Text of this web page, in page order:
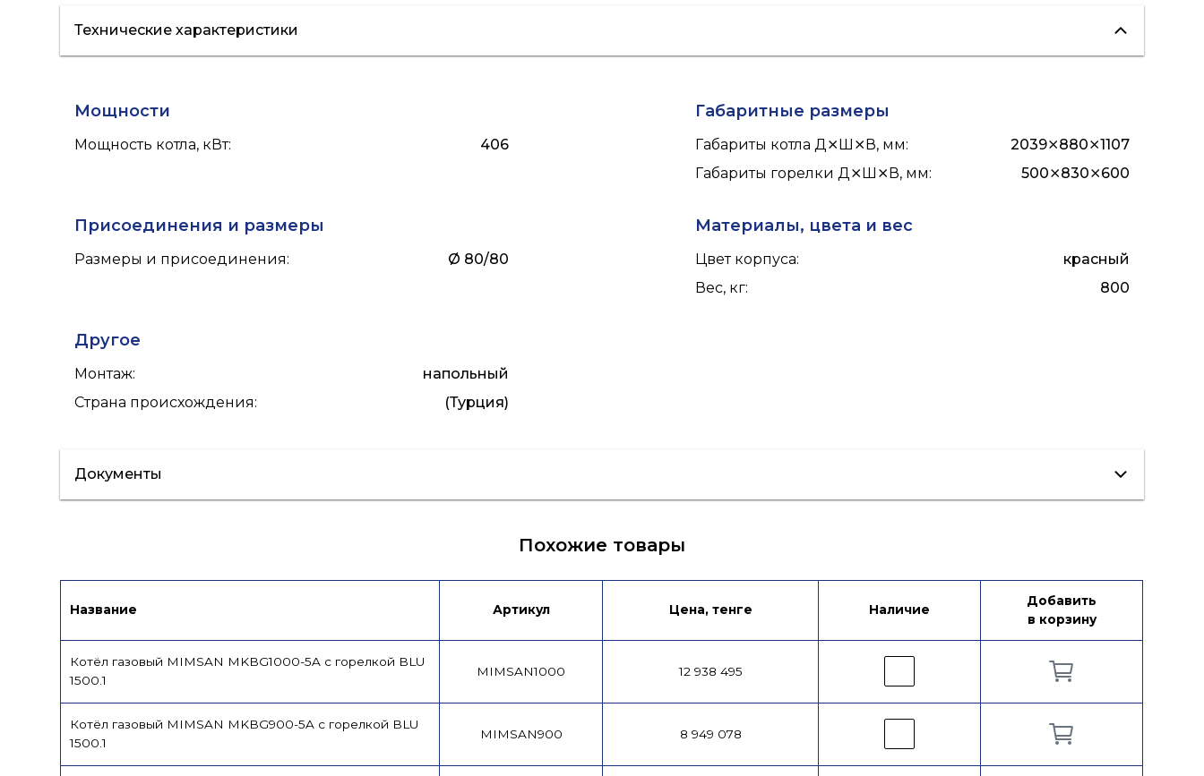
Технические характеристики
Мощности
Мощность котла, кВт: 406
Габаритные размеры
Габариты котла Д⨯Ш⨯В, мм:
2039⨯880⨯1107
Габариты горелки Д⨯Ш⨯В, мм: 500⨯830⨯600
Присоединения и размеры
Размеры и присоединения: Ø 80/80
Материалы, цвета и вес
Цвет корпуса:
красный
Вес, кг: 800
Другое
Монтаж:
напольный
Страна происхождения: (Турция)
Документы
Похожие товары
Название Артикул Цена, тенге Наличие
Добавить
в корзину
Котёл газовый MIMSAN MKBG1000-5A с горелкой BLU
1500.1
MIMSAN1000 12 938 495
Котёл газовый MIMSAN MKBG900-5A с горелкой BLU
1500.1
MIMSAN900 8 949 078